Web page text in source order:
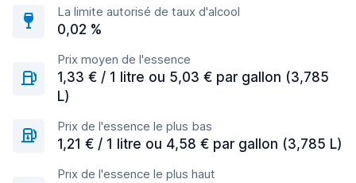
La limite autorisé de taux d'alcool
0,02 %
Prix moyen de l'essence
1,33 € / 1 litre ou 5,03 € par gallon (3,785
L)
Prix de l'essence le plus bas
1,21 € / 1 litre ou 4,58 € par gallon (3,785 L)
Prix de l'essence le plus haut